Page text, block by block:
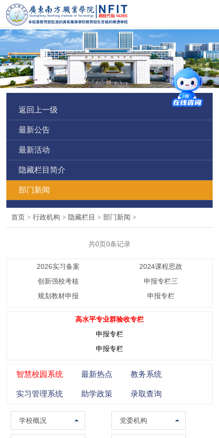
返回上一级
最新公告
最新活动
隐藏栏目简介
部门新闻
首页 >行政机构 > 隐藏栏目 >部门新闻 >
共0页0条记录
2026实习备案
2024课程思政
创新强校考核
申报专栏三
规划教材申报
申报专栏
高水平专业群验收专栏
申报专栏
申报专栏
智慧校园系统
实习管理系统
最新热点
助学政策
教务系统
录取查询
学校概况
学校概况 党委机构
党委组织部（党校）